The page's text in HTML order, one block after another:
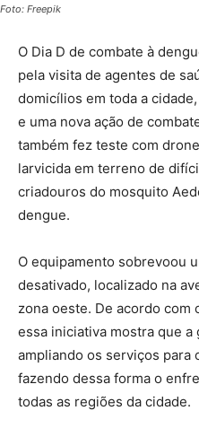
Foto: Freepik
O Dia D de combate à
pela visita de agentes de
domicílios em toda a
e uma nova ação de
também fez teste com
larvicida em terreno de
criadouros do mosquito
dengue.
O equipamento sobrevoou
desativado, localizado na
zona oeste. De acordo com
essa iniciativa mostra que
ampliando os serviços para
fazendo dessa forma o
todas as regiões da cidade.